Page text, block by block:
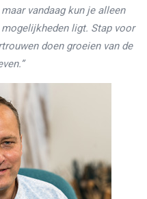
vandaag kun je alleen
ligt. Stap voor
doen groeien van de